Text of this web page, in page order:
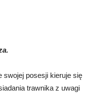
swojej posesji kieruje się
trawnika z uwagi